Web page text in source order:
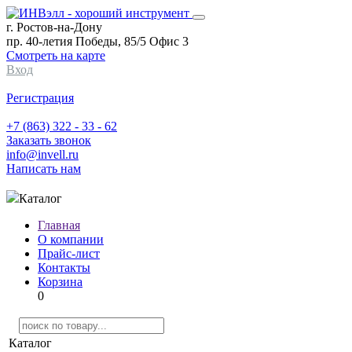
г. Ростов-на-Дону
пр. 40-летия Победы, 85/5 Офис 3
Смотреть на карте
Вход
Регистрация
+7 (863) 322 - 33 - 62
Заказать звонок
info@invell.ru
Написать нам
Каталог
Главная
О компании
Прайс-лист
Контакты
Корзина
0
Каталог